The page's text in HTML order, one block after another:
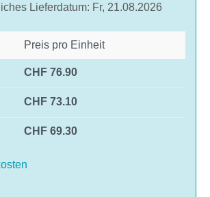
Lieferdatum: Fr, 21.08.2026
Preis pro Einheit
CHF 76.90
CHF 73.10
CHF 69.30